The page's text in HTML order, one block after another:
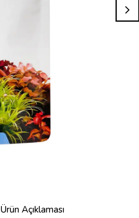
Ürün Açıklaması